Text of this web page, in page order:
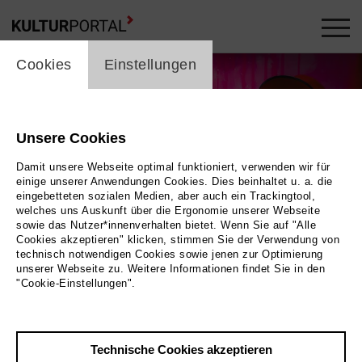
cookie_layer
Cookies Einstellungen
Unsere Cookies
Damit unsere Webseite optimal funktioniert, verwenden wir für
einige unserer Anwendungen Cookies. Dies beinhaltet u. a. die
eingebetteten sozialen Medien, aber auch ein Trackingtool,
welches uns Auskunft über die Ergonomie unserer Webseite
sowie das Nutzer*innenverhalten bietet. Wenn Sie auf "Alle
Cookies akzeptieren" klicken, stimmen Sie der Verwendung von
technisch notwendigen Cookies sowie jenen zur Optimierung
unserer Webseite zu. Weitere Informationen findet Sie in den
"Cookie-Einstellungen".
Technische Cookies akzeptieren